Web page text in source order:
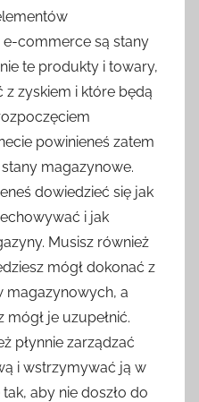
commerce są stany
te produkty i towary,
zyskiem i które będą
powinieneś zatem
magazynowe.
dowiedzieć się jak
i jak
Musisz również
mógł dokonać z
magazynowych, a
je uzupełnić.
płynnie zarządzać
i wstrzymywać ją w
aby nie doszło do